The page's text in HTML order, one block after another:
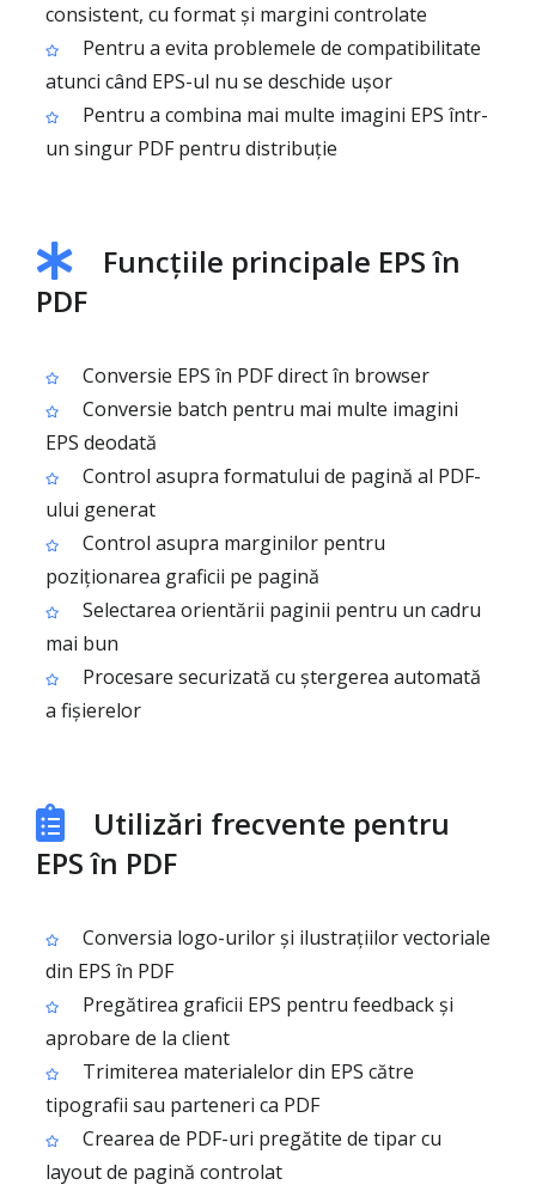
consistent, cu format și margini controlate
Pentru a evita problemele de compatibilitate
atunci când EPS-ul nu se deschide ușor
Pentru a combina mai multe imagini EPS într-
un singur PDF pentru distribuție
Funcțiile principale EPS în
PDF
Conversie EPS în PDF direct în browser
Conversie batch pentru mai multe imagini
EPS deodată
Control asupra formatului de pagină al PDF-
ului generat
Control asupra marginilor pentru
poziționarea graficii pe pagină
Selectarea orientării paginii pentru un cadru
mai bun
Procesare securizată cu ștergerea automată
a fișierelor
Utilizări frecvente pentru
EPS în PDF
Conversia logo-urilor și ilustrațiilor vectoriale
din EPS în PDF
Pregătirea graficii EPS pentru feedback și
aprobare de la client
Trimiterea materialelor din EPS către
tipografii sau parteneri ca PDF
Crearea de PDF-uri pregătite de tipar cu
layout de pagină controlat